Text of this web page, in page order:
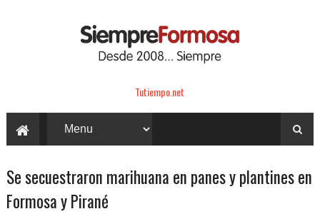
Tutiempo.net
Se secuestraron marihuana en panes y plantines en
Formosa y Pirané